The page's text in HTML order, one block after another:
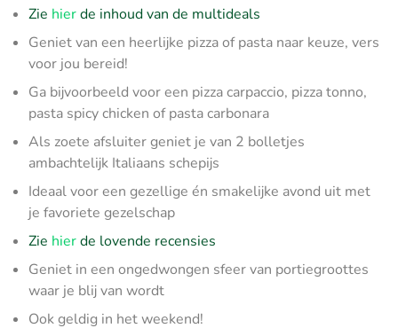
Zie hierde inhoud van de multideals
Geniet van een heerlijke pizza of pasta naar keuze, vers
voor jou bereid!
Ga bijvoorbeeld voor een pizza carpaccio, pizza tonno,
pasta spicy chicken of pasta carbonara
Als zoete afsluiter geniet je van 2 bolletjes
ambachtelijk Italiaans schepijs
Ideaal voor een gezellige én smakelijke avond uit met
je favoriete gezelschap
Zie hierde lovende recensies
Geniet in een ongedwongen sfeer van portiegroottes
waar je blij van wordt
Ook geldig in het weekend!